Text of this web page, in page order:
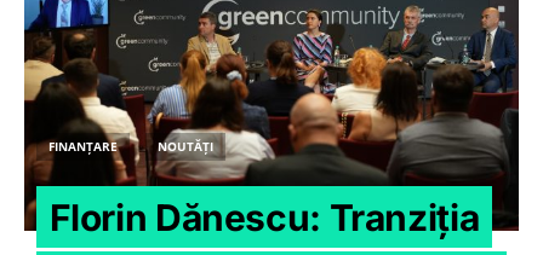
FINANȚARE NOUTĂȚI
Florin Dănescu: Tranziția